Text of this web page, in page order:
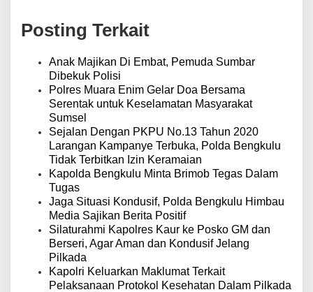
a
s
Posting Terkait
Anak Majikan Di Embat, Pemuda Sumbar
Dibekuk Polisi
Polres Muara Enim Gelar Doa Bersama
Serentak untuk Keselamatan Masyarakat
Sumsel
Sejalan Dengan PKPU No.13 Tahun 2020
Larangan Kampanye Terbuka, Polda Bengkulu
Tidak Terbitkan Izin Keramaian
Kapolda Bengkulu Minta Brimob Tegas Dalam
Tugas
Jaga Situasi Kondusif, Polda Bengkulu Himbau
Media Sajikan Berita Positif
Silaturahmi Kapolres Kaur ke Posko GM dan
Berseri, Agar Aman dan Kondusif Jelang
Pilkada
Kapolri Keluarkan Maklumat Terkait
Pelaksanaan Protokol Kesehatan Dalam Pilkada